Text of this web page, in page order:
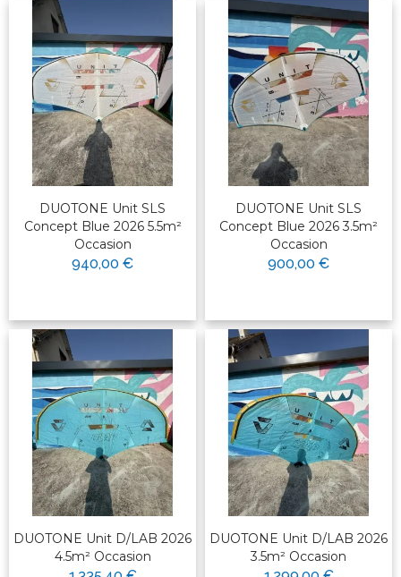
DUOTONE Unit SLS
Concept Blue 2026 5.5m²
Occasion
940,00 €
DUOTONE Unit SLS
Concept Blue 2026 3.5m²
Occasion
900,00 €
DUOTONE Unit D/LAB 2026
4.5m² Occasion
DUOTONE Unit D/LAB 2026
3.5m² Occasion